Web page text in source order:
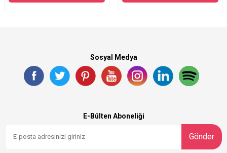
Sosyal Medya
E-Bülten Aboneliği
Gönder